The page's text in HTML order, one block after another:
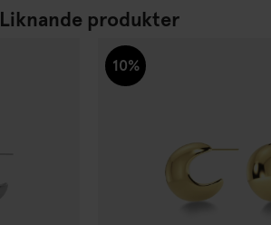
Liknande produkter
10%